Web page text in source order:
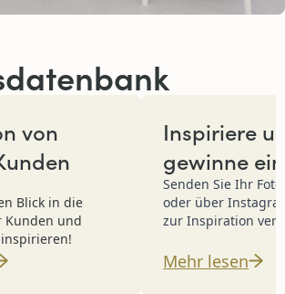
von
Blick in die
Kunden und
Inspiriere
gewinne
im Wert
Senden Sie Ihr
oder über
zur Inspiration
Mehr lesen